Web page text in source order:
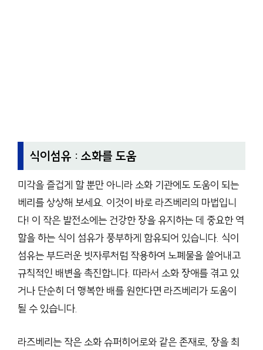
식이섬유 : 소화를 도움
미각을 즐겁게 할 뿐만 아니라 소화 기관에도 도움이 되는
베리를 상상해 보세요. 이것이 바로 라즈베리의 마법입니
다! 이 작은 발전소에는 건강한 장을 유지하는 데 중요한 역
할을 하는 식이 섬유가 풍부하게 함유되어 있습니다. 식이
섬유는 부드러운 빗자루처럼 작용하여 노폐물을 쓸어내고
규칙적인 배변을 촉진합니다. 따라서 소화 장애를 겪고 있
거나 단순히 더 행복한 배를 원한다면 라즈베리가 도움이
될 수 있습니다.
라즈베리는 작은 소화 슈퍼히어로와 같은 존재로, 장을 최